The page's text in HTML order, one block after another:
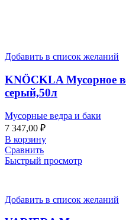
Добавить в список желаний
KNÖCKLA Мусорное
серый,50л
Мусорные ведра и баки
7 347,00 ₽
В корзину
Сравнить
Быстрый просмотр
Добавить в список желаний